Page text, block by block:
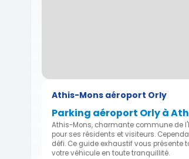
Athis-Mons aéroport Orly
Parking aéroport Orly à
Athis-Mons, charmante commune de
pour ses résidents et visiteurs.
défi. Ce guide exhaustif vous
votre véhicule en toute tranquillité.